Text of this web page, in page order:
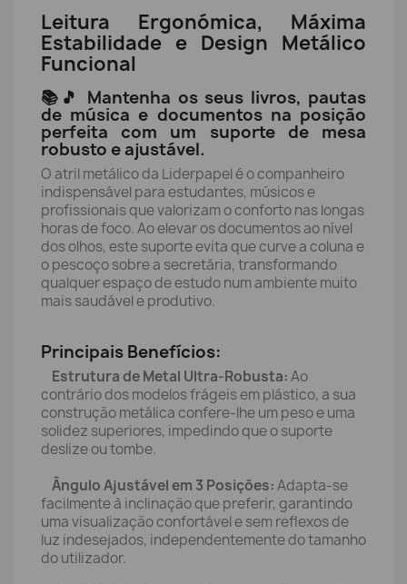
Leitura Ergonómica, Máxima
Estabilidade e Design Metálico
Funcional
📚🎵 Mantenha os seus livros, pautas
de música e documentos na posição
perfeita com um suporte de mesa
robusto e ajustável.
O atril metálico da Liderpapel é o companheiro
indispensável para estudantes, músicos e
profissionais que valorizam o conforto nas longas
horas de foco. Ao elevar os documentos ao nível
dos olhos, este suporte evita que curve a coluna e
o pescoço sobre a secretária, transformando
qualquer espaço de estudo num ambiente muito
mais saudável e produtivo.
Principais Benefícios:
Estrutura de Metal Ultra-Robusta:Ao
contrário dos modelos frágeis em plástico, a sua
construção metálica confere-lhe um peso e uma
solidez superiores, impedindo que o suporte
deslize ou tombe.
Ângulo Ajustável em 3 Posições:Adapta-se
facilmente à inclinação que preferir, garantindo
uma visualização confortável e sem reflexos de
luz indesejados, independentemente do tamanho
do utilizador.